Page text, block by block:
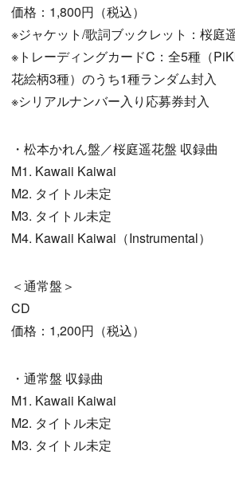
価格：1,800円（税込）
※ジャケット/歌詞ブックレット：桜庭
※トレーディングカードC：全5種（
花絵柄3種）のうち1種ランダム封入
※シリアルナンバー入り応募券封入
・松本かれん盤／桜庭遥花盤 収録曲
M1. Kawaii Kaiwai
M2. タイトル未定
M3. タイトル未定
M4. Kawaii Kaiwai（Instrumental）
＜通常盤＞
CD
価格：1,200円（税込）
・通常盤 収録曲
M1. Kawaii Kaiwai
M2. タイトル未定
M3. タイトル未定